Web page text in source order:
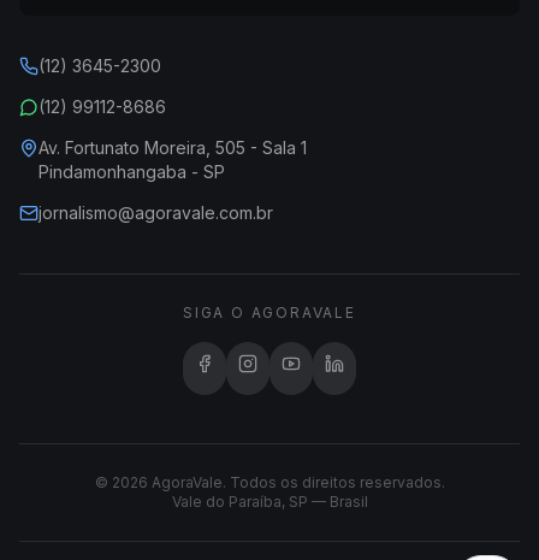
(12) 3645-2300
(12) 99112-8686
Av. Fortunato Moreira, 505 - Sala 1
Pindamonhangaba - SP
jornalismo@agoravale.com.br
SIGA O AGORAVALE
© 2026 AgoraVale. Todos os direitos reservados.
Vale do Paraíba, SP — Brasil